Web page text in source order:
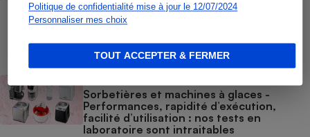
Politique de confidentialité mise à jour le 12/07/2024
Personnaliser mes choix
TOUT ACCEPTER & FERMER
COMMENT NOUS TESTONS
Sorbetières et machines à glaces​​​​​​ -
Performances, rapidité d’exécution,
facilité d’utilisation : nos tests en
laboratoire sont intraitables